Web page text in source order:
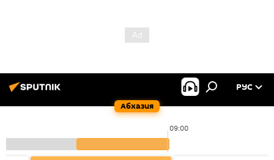
Абхазия
РУС
09:00